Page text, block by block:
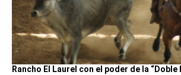
Rancho El Laurel con el poder de la “Doble